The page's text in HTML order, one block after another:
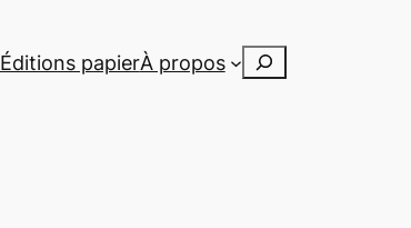
Éditions papierÀ propos Rechercher